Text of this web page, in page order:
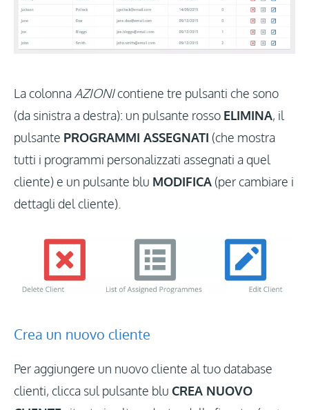
La colonna AZIONIcontiene tre pulsanti che sono
(da sinistra a destra): un pulsante rosso ELIMINA, il
pulsante PROGRAMMI ASSEGNATI (che mostra
tutti i programmi personalizzati assegnati a quel
cliente) e un pulsante blu MODIFICA (per cambiare i
dettagli del cliente).
Crea un nuovo cliente
Per aggiungere un nuovo cliente al tuo database
clienti, clicca sul pulsante blu CREA NUOVO